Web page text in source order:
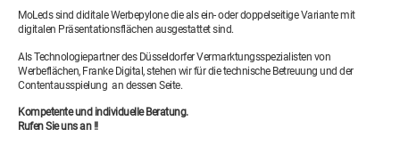
MoLeds sind diditale Werbepylone die als ein- oder doppelseitige Variante mit
digitalen Präsentationsflächen ausgestattet sind.
Als Technologiepartner des Düsseldorfer Vermarktungsspezialisten von
Werbeflächen, Franke Digital, stehen wir für die technische Betreuung und der
Contentausspielung an dessen Seite.
Kompetente und individuelle Beratung.
Rufen Sie uns an !!